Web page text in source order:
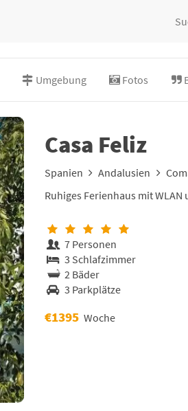
Umgebung Fotos
Casa Feliz
Spanien Andalusien
Ruhiges Ferienhaus mit
7 Personen
3 Schlafzimmer
2 Bäder
3 Parkplätze
€1395 Woche